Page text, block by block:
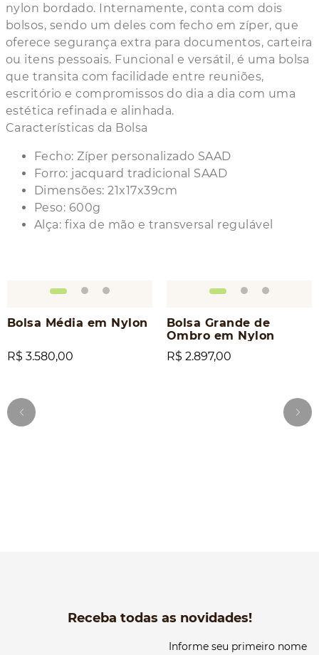
nylon bordado. Internamente, conta com dois
bolsos, sendo um deles com fecho em zíper, que
oferece segurança extra para documentos, carteira
ou itens pessoais. Funcional e versátil, é uma bolsa
que transita com facilidade entre reuniões,
escritório e compromissos do dia a dia com uma
estética refinada e alinhada.
Características da Bolsa
Fecho: Zíper personalizado SAAD
Forro: jacquard tradicional SAAD
Dimensões: 21x17x39cm
Peso: 600g
Alça: fixa de mão e transversal regulável
Bolsa Média em Nylon
R$ 3.580,00
Bolsa Grande de
Ombro em Nylon
R$ 2.897,00
Receba todas as novidades!
Informe seu primeiro nome